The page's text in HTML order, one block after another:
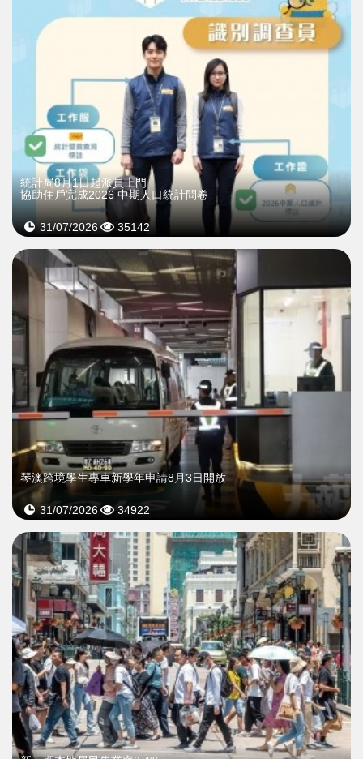
統計局8月1日起派員上門
協助住戶完成2026 中期人口統計問卷
31/07/2026 35142
琴澳跨境學生專車新學年申請8月3日開放
31/07/2026 34922